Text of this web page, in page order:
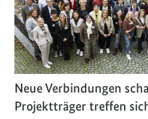
Neue Verbindungen
Projektträger treffen